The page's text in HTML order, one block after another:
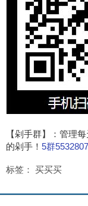
【剁手群】：管理
的剁手！ 5群
标签： 买买买